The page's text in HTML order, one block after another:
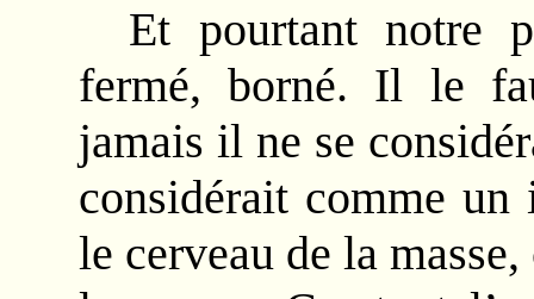
Et pourtant notre
fermé, borné. Il le
jamais il ne se
considérait comme un
le cerveau de la